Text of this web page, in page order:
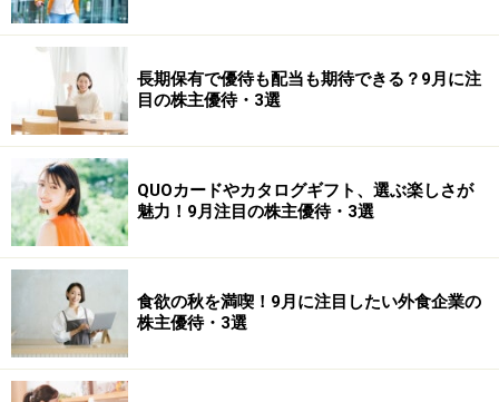
長期保有で優待も配当も期待できる？9月に注
目の株主優待・3選
QUOカードやカタログギフト、選ぶ楽しさが
魅力！9月注目の株主優待・3選
食欲の秋を満喫！9月に注目したい外食企業の
株主優待・3選